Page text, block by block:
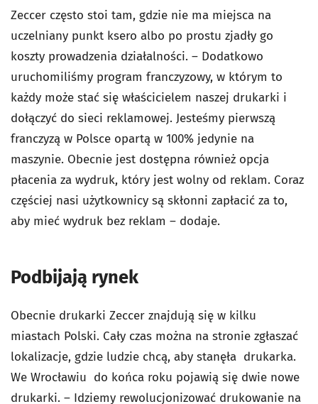
Zeccer często stoi tam, gdzie nie ma miejsca na
uczelniany punkt ksero albo po prostu zjadły go
koszty prowadzenia działalności. – Dodatkowo
uruchomiliśmy program franczyzowy, w którym to
każdy może stać się właścicielem naszej drukarki i
dołączyć do sieci reklamowej. Jesteśmy pierwszą
franczyzą w Polsce opartą w 100% jedynie na
maszynie. Obecnie jest dostępna również opcja
płacenia za wydruk, który jest wolny od reklam. Coraz
częściej nasi użytkownicy są skłonni zapłacić za to,
aby mieć wydruk bez reklam – dodaje.
Podbijają rynek
Obecnie drukarki Zeccer znajdują się w kilku
miastach Polski. Cały czas można na stronie zgłaszać
lokalizacje, gdzie ludzie chcą, aby stanęła drukarka.
We Wrocławiu do końca roku pojawią się dwie nowe
drukarki. – Idziemy rewolucjonizować drukowanie na